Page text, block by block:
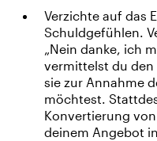
Verzichte auf das
Schuldgefühlen.
„Nein danke, ich
vermittelst du den
sie zur Annahme
möchtest.
Konvertierung
deinem Angebot